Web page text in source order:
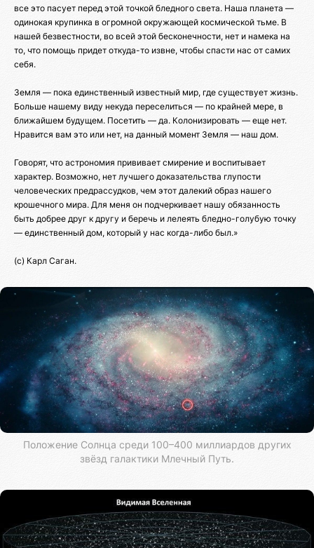
все это пасует перед этой точкой бледного света. Наша планета —
одинокая крупинка в огромной окружающей космической тьме. В
нашей безвестности, во всей этой бесконечности, нет и намека на
то, что помощь придет откуда-то извне, чтобы спасти нас от самих
себя.
Земля — пока единственный известный мир, где существует жизнь.
Больше нашему виду некуда переселиться — по крайней мере, в
ближайшем будущем. Посетить — да. Колонизировать — еще нет.
Нравится вам это или нет, на данный момент Земля — наш дом.
Говорят, что астрономия прививает смирение и воспитывает
характер. Возможно, нет лучшего доказательства глупости
человеческих предрассудков, чем этот далекий образ нашего
крошечного мира. Для меня он подчеркивает нашу обязанность
быть добрее друг к другу и беречь и лелеять бледно-голубую точку
— единственный дом, который у нас когда-либо был.»
(с) Карл Саган.
Положение Солнца среди 100–400 миллиардов других
звёзд галактики Млечный Путь.